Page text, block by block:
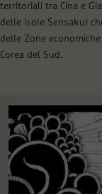
territoriali tra Cina e
delle isole Sensaku)
delle Zone
Corea del Sud.